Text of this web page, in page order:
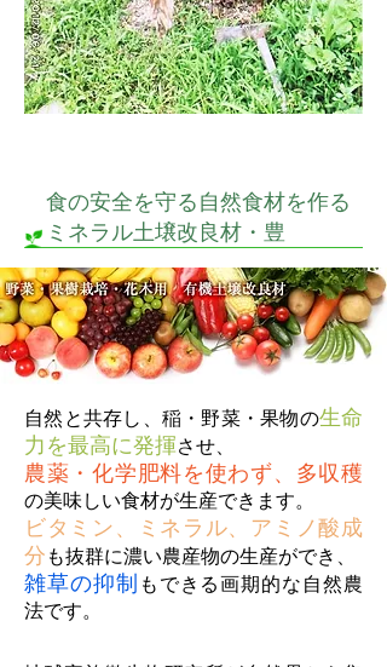
食の安全を守る自然食材を作る
ミネラル土壌改良材・豊
自然と共存し、稲・野菜・果物の生命
力を最高に発揮させ、
農薬・化学肥料を使わず、多収穫
の美味しい食材が生産できます。
ビタミン、ミネラル、アミノ酸成
分 も抜群に濃い農産物の生産ができ、
雑草の抑制 もできる画期的な自然農
法です。